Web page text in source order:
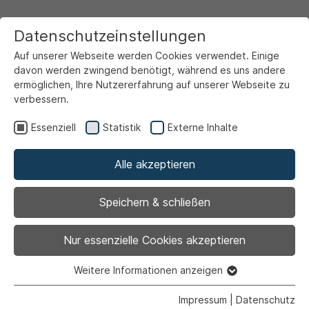
Stimmungsvoller
Weihnachtsmarkt am
und im Ahlener
Datenschutzeinstellungen
Auf unserer Webseite werden Cookies verwendet. Einige
davon werden zwingend benötigt, während es uns andere
ermöglichen, Ihre Nutzererfahrung auf unserer Webseite zu
verbessern.
Essenziell Statistik Externe Inhalte
Alle akzeptieren
Speichern & schließen
Nur essenzielle Cookies akzeptieren
Essenzielle Cookies werden für grundlegende Funktionen
Weitere Informationen anzeigen
Impressum Datenschutz